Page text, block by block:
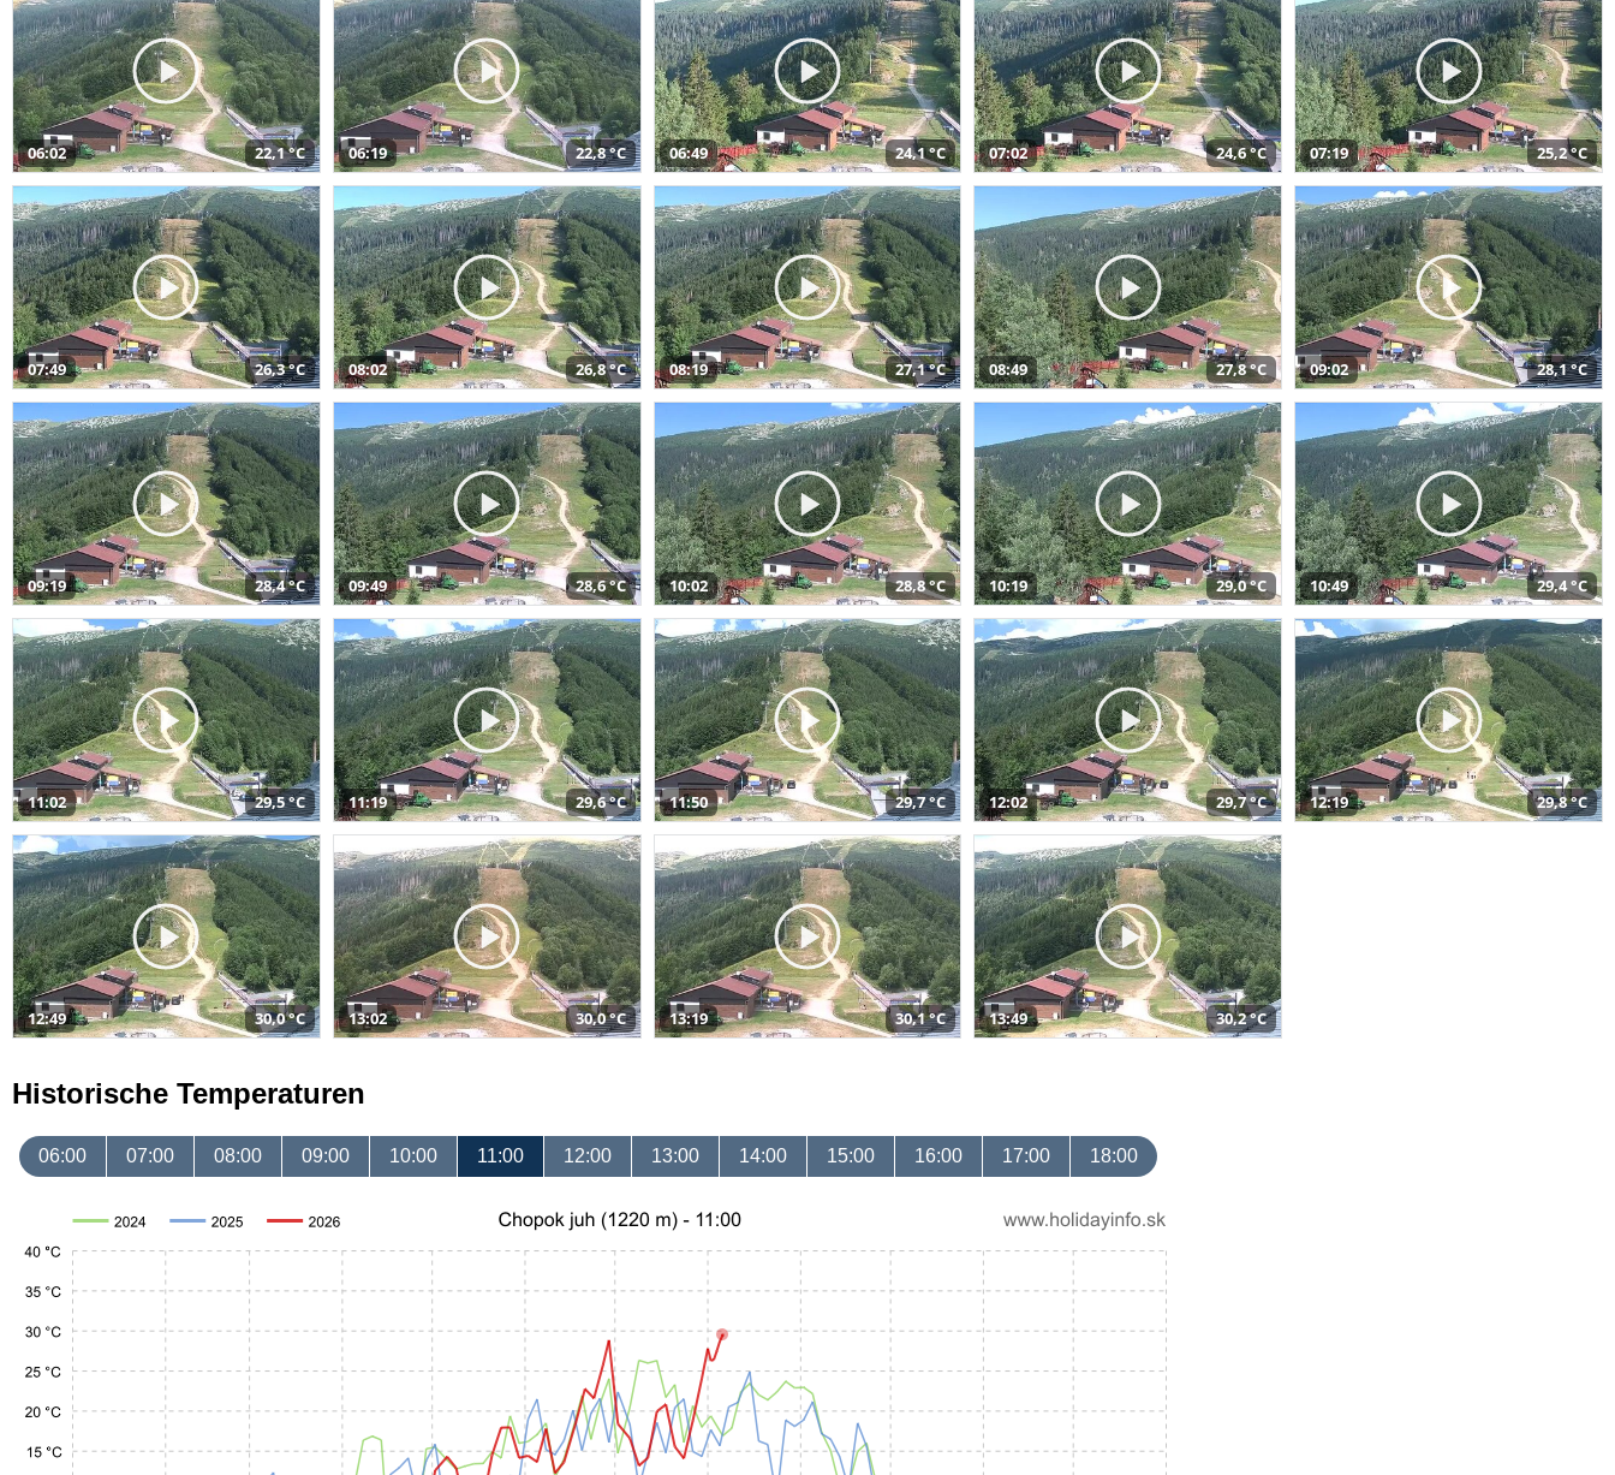
06:02 22,1 °C 06:19 22,8 °C 06:49 24,1 °C 07:02 24,6 °C 07:19 25,2 °C
07:49 26,3 °C 08:02 26,8 °C 08:19 27,1 °C 08:49 27,8 °C 09:02 28,1 °C
09:19 28,4 °C 09:49 28,6 °C 10:02 28,8 °C 10:19 29,0 °C 10:49 29,4 °C
11:02 29,5 °C 11:19 29,6 °C 11:50 29,7 °C 12:02 29,7 °C 12:19 29,8 °C
12:49 30,0 °C 13:02 30,0 °C 13:19 30,1 °C 13:49 30,2 °C
Historische Temperaturen
06:00 07:00 08:00 09:00 10:00 11:00 12:00 13:00 14:00 15:00 16:00 17:00 18:00